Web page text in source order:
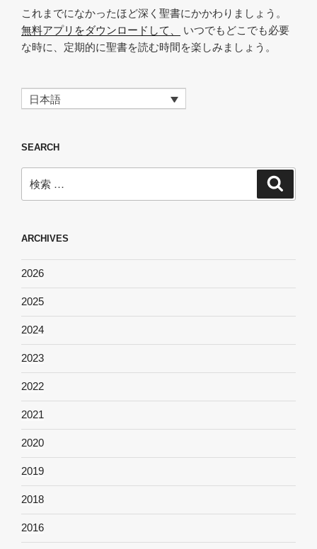
これまでになかったほど深く聖書にかかわりましょう。
無料アプリをダウンロードして、
いつでもどこでも必要
な時に、定期的に聖書を読む時間を楽しみましょう。
日本語
SEARCH
索:
ARCHIVES
2026
2025
2024
2023
2022
2021
2020
2019
2018
2016